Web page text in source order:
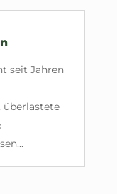
seit Jahren
überlastete